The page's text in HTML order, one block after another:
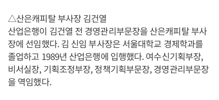
△산은캐피탈 부사장 김건열
산업은행이 김건열 전 경영관리부문장을 산은캐피탈 부사
장에 선임했다. 김 신임 부사장은 서울대학교 경제학과를
졸업하고 1989년 산업은행에 입행했다. 여수신기획부장,
비서실장, 기획조정부장, 정책기획부문장, 경영관리부문장
을 역임했다.